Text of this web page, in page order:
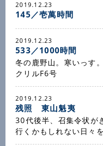
2019.12.23
145／壱萬時間
2019.12.23
533／1000時間
冬の鹿野山。寒いっす
クリルF6号
2019.12.23
残照 東山魁夷
30代後半、召集令状が
行くかもしれない日々